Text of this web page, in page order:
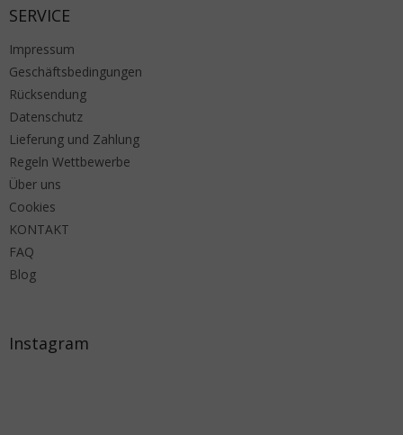
SERVICE
Impressum
Geschäftsbedingungen
Rücksendung
Datenschutz
Lieferung und Zahlung
Regeln Wettbewerbe
Über uns
Cookies
KONTAKT
FAQ
Blog
Instagram